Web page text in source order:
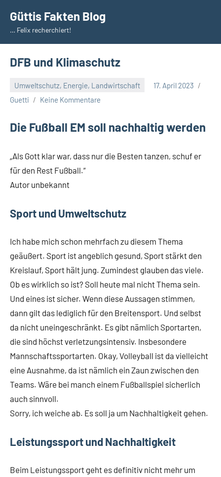
Inhalt
springen
Güttis Fakten Blog
… Felix recherchiert!
DFB und Klimaschutz
Umweltschutz, Energie, Landwirtschaft
17. April 2023
Guetti
Keine Kommentare
Die Fußball EM soll nachhaltig werden
„Als Gott klar war, dass nur die Besten tanzen, schuf er
für den Rest Fußball.“
Autor unbekannt
Sport und Umweltschutz
Ich habe mich schon mehrfach zu diesem Thema
geäußert. Sport ist angeblich gesund, Sport stärkt den
Kreislauf, Sport hält jung. Zumindest glauben das viele.
Ob es wirklich so ist? Soll heute mal nicht Thema sein.
Und eines ist sicher. Wenn diese Aussagen stimmen,
dann gilt das lediglich für den Breitensport. Und selbst
da nicht uneingeschränkt. Es gibt nämlich Sportarten,
die sind höchst verletzungsintensiv. Insbesondere
Mannschaftssportarten. Okay, Volleyball ist da vielleicht
eine Ausnahme, da ist nämlich ein Zaun zwischen den
Teams. Wäre bei manch einem Fußballspiel sicherlich
auch sinnvoll.
Sorry, ich weiche ab. Es soll ja um Nachhaltigkeit gehen.
Leistungssport und Nachhaltigkeit
Beim Leistungssport geht es definitiv nicht mehr um